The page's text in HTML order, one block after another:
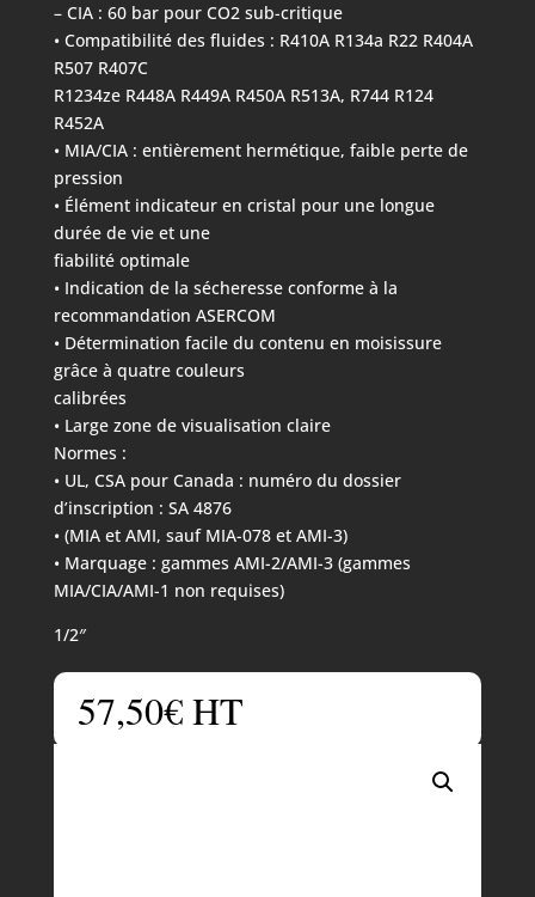
– CIA : 60 bar pour CO2 sub-critique
• Compatibilité des fluides : R410A R134a R22 R404A
R507 R407C
R1234ze R448A R449A R450A R513A, R744 R124
R452A
• MIA/CIA : entièrement hermétique, faible perte de
pression
• Élément indicateur en cristal pour une longue
durée de vie et une
fiabilité optimale
• Indication de la sécheresse conforme à la
recommandation ASERCOM
• Détermination facile du contenu en moisissure
grâce à quatre couleurs
calibrées
• Large zone de visualisation claire
Normes :
• UL, CSA pour Canada : numéro du dossier
d’inscription : SA 4876
• (MIA et AMI, sauf MIA-078 et AMI-3)
• Marquage : gammes AMI-2/AMI-3 (gammes
MIA/CIA/AMI-1 non requises)
1/2″
57,50€HT